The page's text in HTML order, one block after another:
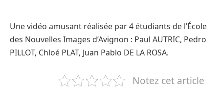
Une vidéo amusant réalisée par 4 étudiants de l’École
des Nouvelles Images d’Avignon : Paul AUTRIC, Pedro
PILLOT, Chloé PLAT, Juan Pablo DE LA ROSA.
Notez cet article